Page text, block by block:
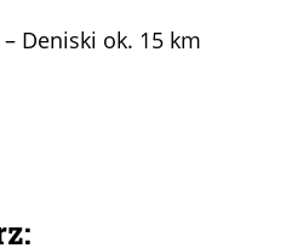
– Deniski ok. 15 km